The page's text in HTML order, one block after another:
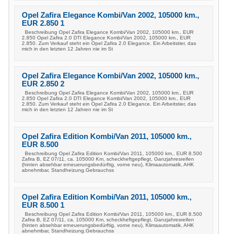
Opel Zafira Elegance Kombi/Van 2002, 105000 km.,
EUR 2.850 1
Beschreibung Opel Zafira Elegance Kombi/Van 2002, 105000 km., EUR
2.850 Opel Zafira 2.0 DTI Elegance Kombi/Van 2002, 105000 km., EUR
2.850. Zum Verkauf steht ein Opel Zafira 2.0 Elegance. Ein Arbeitstier, das
mich in den letzten 12 Jahren nie im St
Opel Zafira Elegance Kombi/Van 2002, 105000 km.,
EUR 2.850 2
Beschreibung Opel Zafira Elegance Kombi/Van 2002, 105000 km., EUR
2.850 Opel Zafira 2.0 DTI Elegance Kombi/Van 2002, 105000 km., EUR
2.850. Zum Verkauf steht ein Opel Zafira 2.0 Elegance. Ein Arbeitstier, das
mich in den letzten 12 Jahren nie im St
Opel Zafira Edition Kombi/Van 2011, 105000 km.,
EUR 8.500
Beschreibung Opel Zafira Edition Kombi/Van 2011, 105000 km., EUR 8.500
Zafira B, EZ 07/11, ca. 105000 Km, scheckheftgepflegt, Ganzjahresreifen
(hinten absehbar erneuerungsbedürftig, vorne neu), Klimaautomatik, AHK
abnehmbar, Standheizung.Gebrauchss
Opel Zafira Edition Kombi/Van 2011, 105000 km.,
EUR 8.500 1
Beschreibung Opel Zafira Edition Kombi/Van 2011, 105000 km., EUR 8.500
Zafira B, EZ 07/11, ca. 105000 Km, scheckheftgepflegt, Ganzjahresreifen
(hinten absehbar erneuerungsbedürftig, vorne neu), Klimaautomatik, AHK
abnehmbar, Standheizung.Gebrauchss